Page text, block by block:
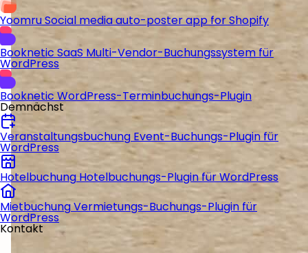
YoomruSocial media auto-poster app for Shopify
Booknetic SaaS Multi-Vendor-Buchungssystem für
WordPress
Booknetic WordPress-Terminbuchungs-Plugin
Demnächst
Veranstaltungsbuchung Event-Buchungs-Plugin für
WordPress
Hotelbuchung Hotelbuchungs-Plugin für WordPress
MietbuchungVermietungs-Buchungs-Plugin für
WordPress
Kontakt